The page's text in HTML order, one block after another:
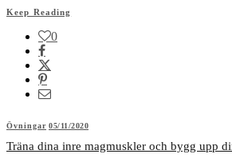
Keep Reading
0
Övningar 05/11/2020
Träna dina inre magmuskler och bygg upp